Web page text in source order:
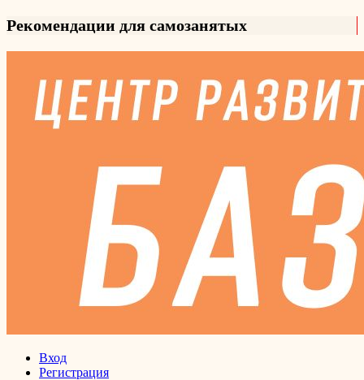
Рекомендации для самозанятых
Вход
Регистрация